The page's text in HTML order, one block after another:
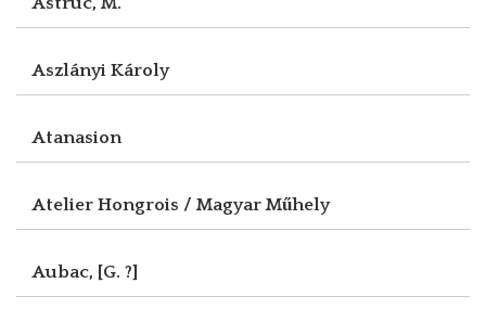
Aszlányi Károly
Atanasion
Atelier Hongrois / Magyar Műhely
Aubac, [G. ?]